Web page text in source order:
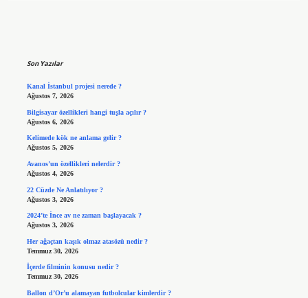
Son Yazılar
Kanal İstanbul projesi nerede ?
Ağustos 7, 2026
Bilgisayar özellikleri hangi tuşla açılır ?
Ağustos 6, 2026
Kelimede kök ne anlama gelir ?
Ağustos 5, 2026
Avanos’un özellikleri nelerdir ?
Ağustos 4, 2026
22 Cüzde Ne Anlatılıyor ?
Ağustos 3, 2026
2024’te İnce av ne zaman başlayacak ?
Ağustos 3, 2026
Her ağaçtan kaşık olmaz atasözü nedir ?
Temmuz 30, 2026
İçerde filminin konusu nedir ?
Temmuz 30, 2026
Ballon d’Or’u alamayan futbolcular kimlerdir ?